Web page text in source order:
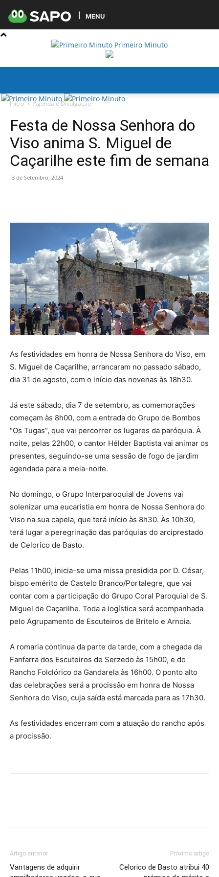
MENU
Primeiro Minuto
Início Agenda e Divulgação
Festa de Nossa Senhora do
Viso anima S. Miguel de
Caçarilhe este fim de semana
3 de Setembro, 2024
As festividades em honra de Nossa Senhora do Viso, em
S. Miguel de Caçarilhe, arrancaram no passado sábado,
dia 31 de agosto, com o início das novenas às 18h30.
Já este sábado, dia 7 de setembro, as comemorações
começam às 8h00, com a entrada do Grupo de Bombos
“Os Tugas”, que vai percorrer os lugares da paróquia. À
noite, pelas 22h00, o cantor Hélder Baptista vai animar os
presentes, seguindo-se uma sessão de fogo de jardim
agendada para a meia-noite.
No domingo, o Grupo Interparoquial de Jovens vai
solenizar uma eucaristia em honra de Nossa Senhora do
Viso na sua capela, que terá início às 8h30. Às 10h30,
terá lugar a peregrinação das paróquias do arciprestado
de Celorico de Basto.
Pelas 11h00, inicia-se uma missa presidida por D. César,
bispo emérito de Castelo Branco/Portalegre, que vai
contar com a participação do Grupo Coral Paroquial de S.
Miguel de Caçarilhe. Toda a logística será acompanhada
pelo Agrupamento de Escuteiros de Britelo e Arnoia.
A romaria continua da parte da tarde, com a chegada da
Fanfarra dos Escuteiros de Serzedo às 15h00, e do
Rancho Folclórico da Gandarela às 16h00. O ponto alto
das celebrações será a procissão em honra de Nossa
Senhora do Viso, cuja saída está marcada para as 17h30.
As festividades encerram com a atuação do rancho após
a procissão.
Artigo anterior
Vantagens de adquirir
Próximo artigo
Celorico de Basto atribui 40